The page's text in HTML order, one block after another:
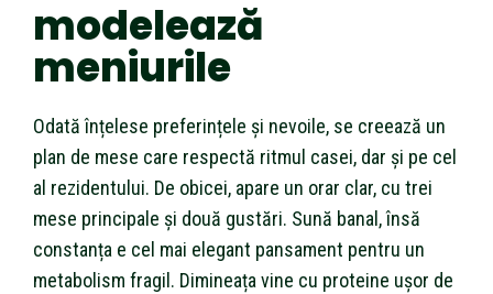
modelează
meniurile
Odată înțelese preferințele și nevoile, se creează un
plan de mese care respectă ritmul casei, dar și pe cel
al rezidentului. De obicei, apare un orar clar, cu trei
mese principale și două gustări. Sună banal, însă
constanța e cel mai elegant pansament pentru un
metabolism fragil. Dimineața vine cu proteine ușor de